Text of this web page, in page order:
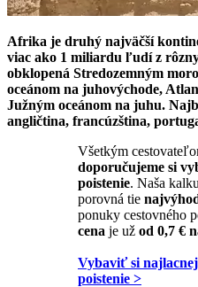
Afrika je druhý najväčší
viac ako 1 miliardu ľudí z
obklopená Stredozemným
oceánom na juhovýchode,
Južným oceánom na juhu.
angličtina, francúzština,
Všetkým
doporučujeme si
poistenie. Naša
porovná tie
ponuky cestovného
cena je už od 0,7 €
Vybaviť si
poistenie >